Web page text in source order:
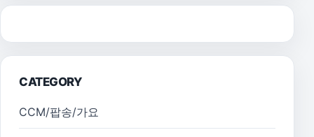
CATEGORY
CCM/팝송/가요